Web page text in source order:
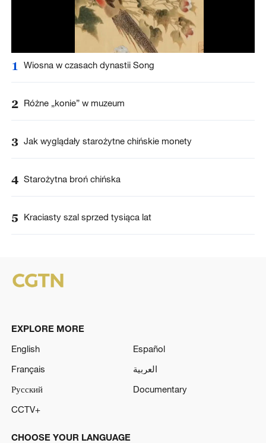
1 Wiosna w czasach dynastii Song
2 Różne „konie” w muzeum
3 Jak wyglądały starożytne chińskie monety
4 Starożytna broń chińska
5 Kraciasty szal sprzed tysiąca lat
EXPLORE MORE
English
Español
Français
العربية
Русский
Documentary
CCTV+
CHOOSE YOUR LANGUAGE